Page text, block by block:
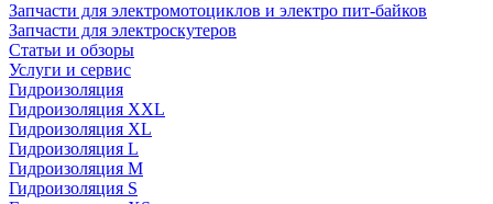
Запчасти для электромотоциклов и электро пит-байков
Запчасти для электроскутеров
Статьи и обзоры
Услуги и сервис
Гидроизоляция
Гидроизоляция XXL
Гидроизоляция XL
Гидроизоляция L
Гидроизоляция M
Гидроизоляция S